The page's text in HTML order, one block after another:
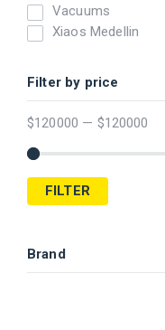
Vacuums
Xiaos Medellin
Filter by price
$120000 — $120000
FILTER
Brand